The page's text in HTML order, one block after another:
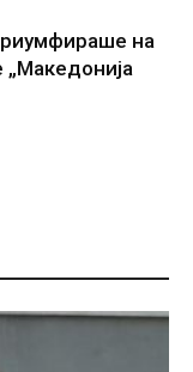
на
„Македонија